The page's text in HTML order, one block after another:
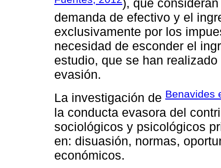
), que
demanda de efectivo y el
exclusivamente por los
necesidad de esconder el
estudio, que se han
evasión.
La investigación de Benavides
la conducta evasora del
sociológicos y psicológicos
en: disuasión, normas,
económicos.